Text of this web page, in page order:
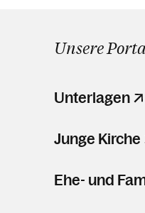
Unsere
Unterlagen
Junge Kirche
Ehe- und